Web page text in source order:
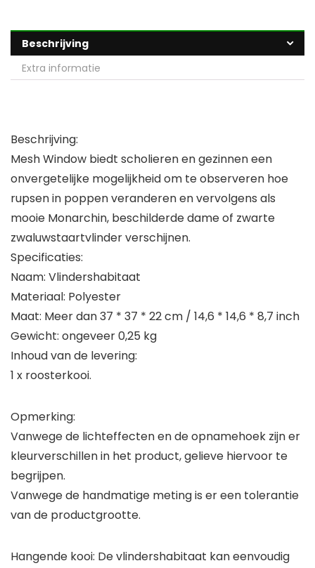
Beschrijving
Extra informatie
Beschrijving:
Mesh Window biedt scholieren en gezinnen een
onvergetelijke mogelijkheid om te observeren hoe
rupsen in poppen veranderen en vervolgens als
mooie Monarchin, beschilderde dame of zwarte
zwaluwstaartvlinder verschijnen.
Specificaties:
Naam: Vlindershabitaat
Materiaal: Polyester
Maat: Meer dan 37 * 37 * 22 cm / 14,6 * 14,6 * 8,7 inch
Gewicht: ongeveer 0,25 kg
Inhoud van de levering:
1 x roosterkooi.
Opmerking:
Vanwege de lichteffecten en de opnamehoek zijn er
kleurverschillen in het product, gelieve hiervoor te
begrijpen.
Vanwege de handmatige meting is er een tolerantie
van de productgrootte.
Hangende kooi: De vlindershabitaat kan eenvoudig